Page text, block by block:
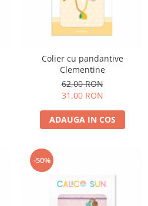
Colier cu pandantive
Clementine
62,00 RON
31,00 RON
ADAUGA IN COS
-50%